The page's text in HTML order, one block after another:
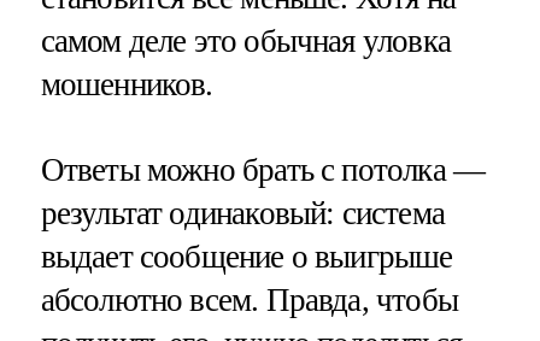
самом деле это обычная уловка
мошенников.
Ответы можно брать с потолка —
результат одинаковый: система
выдает сообщение о выигрыше
абсолютно всем. Правда, чтобы